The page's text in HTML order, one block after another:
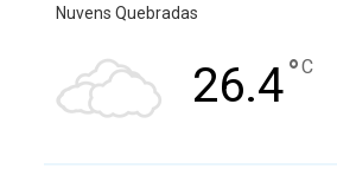
Nuvens Quebradas
26.4°C